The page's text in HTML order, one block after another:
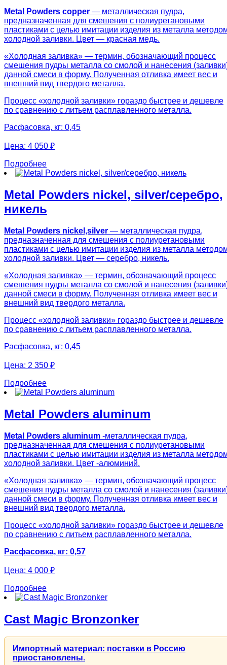
Metal Powders copper — металлическая пудра,
предназначенная для смешения с полиуретановыми
пластиками с целью имитации изделия из металла
холодной заливки. Цвет — красная медь.
«Холодная заливка» — термин, обозначающий процесс
смешения пудры металла со смолой и нанесения
данной смеси в форму. Полученная отливка имеет вес и
внешний вид твердого металла.
Процесс «холодной заливки» гораздо быстрее и дешевле
по сравнению с литьем расплавленного металла.
Расфасовка, кг: 0,45
Цена: 4 050 ₽
Подробнее
Metal Powders nickel, silver/серебро,
никель
Metal Powders nickel,silver — металлическая пудра,
предназначенная для смешения с полиуретановыми
пластиками с целью имитации изделия из металла
холодной заливки. Цвет — серебро, никель.
«Холодная заливка» — термин, обозначающий процесс
смешения пудры металла со смолой и нанесения
данной смеси в форму. Полученная отливка имеет вес и
внешний вид твердого металла.
Процесс «холодной заливки» гораздо быстрее и дешевле
по сравнению с литьем расплавленного металла.
Расфасовка, кг: 0,45
Цена: 2 350 ₽
Подробнее
Metal Powders aluminum
Metal Powders aluminum -металлическая пудра,
предназначенная для смешения с полиуретановыми
пластиками с целью имитации изделия из металла
холодной заливки. Цвет -алюминий.
«Холодная заливка» — термин, обозначающий процесс
смешения пудры металла со смолой и нанесения
данной смеси в форму. Полученная отливка имеет вес и
внешний вид твердого металла.
Процесс «холодной заливки» гораздо быстрее и дешевле
по сравнению с литьем расплавленного металла.
Расфасовка, кг: 0,57
Цена: 4 000 ₽
Подробнее
Cast Magic Bronzonker
Импортный материал: поставки в Россию
приостановлены.